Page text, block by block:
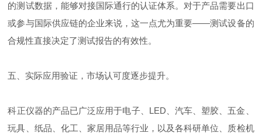
的测试数据，能够对接国际通行的认证体系。对于产品需要出口
或参与国际供应链的企业来说，这一点尤为重要——测试设备的
合规性直接决定了测试报告的有效性。
五、实际应用验证，市场认可度逐步提升。
科正仪器的产品已广泛应用于电子、LED、汽车、塑胶、五金、
玩具、纸品、化工、家居用品等行业，以及各科研单位、质检机